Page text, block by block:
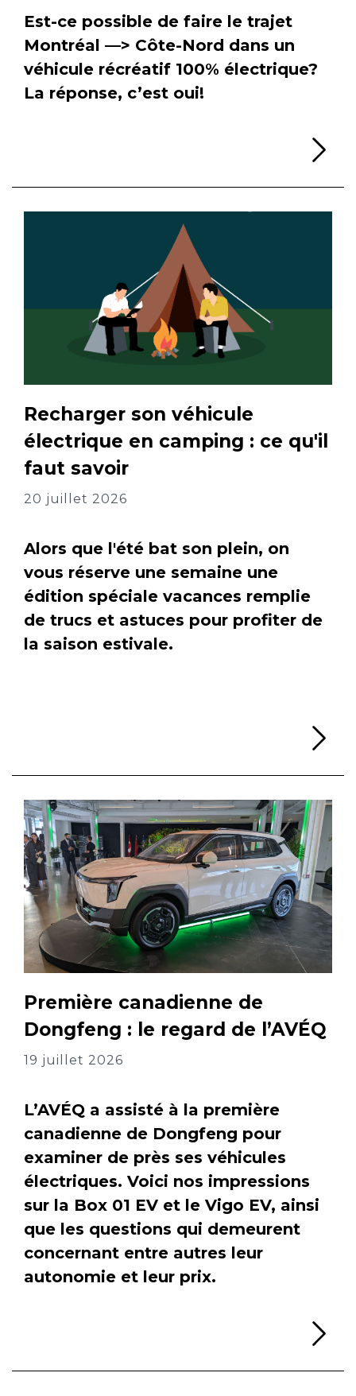
Est-ce possible de faire le trajet
Montréal —> Côte-Nord dans un
véhicule récréatif 100% électrique?
La réponse, c’est oui!
Recharger son véhicule
électrique en camping : ce qu'il
faut savoir
20 juillet 2026
Alors que l'été bat son plein, on
vous réserve une semaine une
édition spéciale vacances remplie
de trucs et astuces pour profiter de
la saison estivale.
Première canadienne de
Dongfeng : le regard de l’AVÉQ
19 juillet 2026
L’AVÉQ a assisté à la première
canadienne de Dongfeng pour
examiner de près ses véhicules
électriques. Voici nos impressions
sur la Box 01 EV et le Vigo EV, ainsi
que les questions qui demeurent
concernant entre autres leur
autonomie et leur prix.